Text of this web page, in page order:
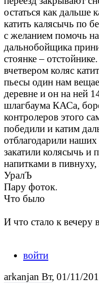
остаться как дальше
катить калясычь по
с желанием помочь
дальнобойщика
стоянке –
вчетвером коляс
пьесы один нам
деревне и он на ней
шлагбаума КАСа,
контролеров этого
победили и катим
отблагодарили
закатили колясычь и
напитками в
УралЪ
Пару фоток.
Что было
И что стало к вечеру
войти
arkanjan Вт, 01/11/